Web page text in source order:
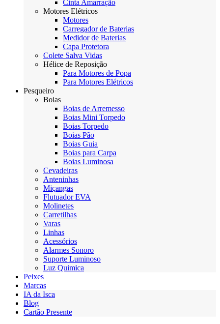
Cinta Amarração
Motores Elétricos
Motores
Carregador de Baterias
Medidor de Baterias
Capa Protetora
Colete Salva Vidas
Hélice de Reposição
Para Motores de Popa
Para Motores Elétricos
Pesqueiro
Boias
Boias de Arremesso
Boias Mini Torpedo
Boias Torpedo
Boias Pão
Boias Guia
Boias para Carpa
Boias Luminosa
Cevadeiras
Anteninhas
Miçangas
Flutuador EVA
Molinetes
Carretilhas
Varas
Linhas
Acessórios
Alarmes Sonoro
Suporte Luminoso
Luz Quimica
Peixes
Marcas
IA da Isca
Blog
Cartão Presente